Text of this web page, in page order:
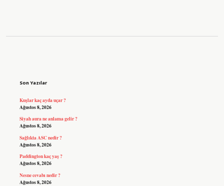
Son Yazılar
Kuşlar kaç ayda uçar ?
Ağustos 8, 2026
Siyah aura ne anlama gelir ?
Ağustos 8, 2026
Sağlıkta ASC nedir ?
Ağustos 8, 2026
Paddington kaç yaş ?
Ağustos 8, 2026
Nesne cevabı nedir ?
Ağustos 8, 2026